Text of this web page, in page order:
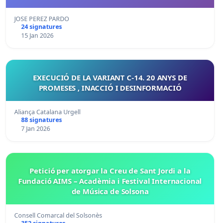
JOSE PEREZ PARDO
24 signatures
15 Jan 2026
EXECUCIÓ DE LA VARIANT C-14. 20 ANYS DE
PROMESES , INACCIÓ I DESINFORMACIÓ
Aliança Catalana Urgell
88 signatures
7 Jan 2026
Petició per atorgar la Creu de Sant Jordi a la
Fundació AIMS – Acadèmia i Festival Internacional
de Música de Solsona
Consell Comarcal del Solsonès